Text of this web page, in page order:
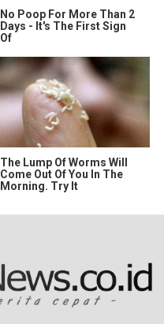
No Poop For More Than 2
Days - It's The First Sign
Of
The Lump Of Worms Will
Come Out Of You In The
Morning. Try It